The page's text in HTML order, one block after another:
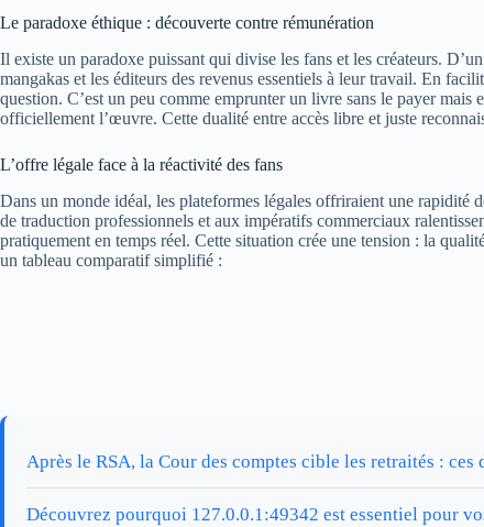
Le paradoxe éthique : découverte contre rémunération
Il existe un paradoxe puissant qui divise les fans et les créateurs.
mangakas et les éditeurs des revenus essentiels à leur travail. En
question. C’est un peu comme emprunter un livre sans le payer
officiellement l’œuvre. Cette dualité entre accès libre et juste
L’offre légale face à la réactivité des fans
Dans un monde idéal, les plateformes légales offriraient une rapidité
de traduction professionnels et aux impératifs commerciaux
pratiquement en temps réel. Cette situation crée une tension : la
un tableau comparatif simplifié :
Après le RSA, la Cour des comptes cible les retraités :
Découvrez pourquoi 127.0.0.1:49342 est essentiel pour